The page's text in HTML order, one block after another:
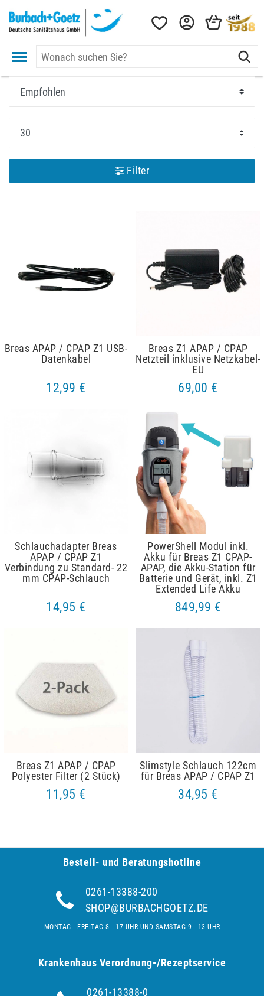
Filter
Breas APAP / CPAP Z1 USB-
Datenkabel
12,99 €
Breas Z1 APAP / CPAP
Netzteil inklusive Netzkabel-
EU
69,00 €
Schlauchadapter Breas
APAP / CPAP Z1
Verbindung zu Standard- 22
mm CPAP-Schlauch
14,95 €
PowerShell Modul inkl.
Akku für Breas Z1 CPAP-
APAP, die Akku-Station für
Batterie und Gerät, inkl. Z1
Extended Life Akku
849,99 €
Breas Z1 APAP / CPAP
Polyester Filter (2 Stück)
11,95 €
Slimstyle Schlauch 122cm
für Breas APAP / CPAP Z1
34,95 €
Bestell- und Be­ra­tungs­hot­line
0261-13388-200
SHOP@BURBACHGOETZ.DE
MONTAG - FREITAG 8 - 17 UHR UND SAMSTAG 9 - 13 UHR
Krankenhaus Verordnung-/Rezeptservice
0261-13388-0